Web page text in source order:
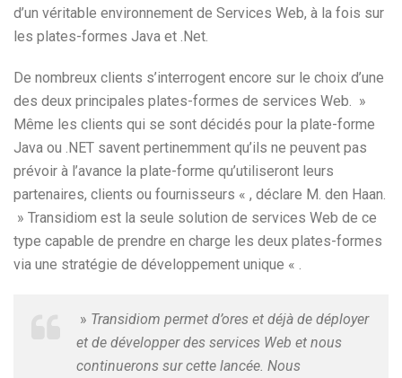
d’un véritable environnement de Services Web, à la fois sur
les plates-formes Java et .Net.
De nombreux clients s’interrogent encore sur le choix d’une
des deux principales plates-formes de services Web. »
Même les clients qui se sont décidés pour la plate-forme
Java ou .NET savent pertinemment qu’ils ne peuvent pas
prévoir à l’avance la plate-forme qu’utiliseront leurs
partenaires, clients ou fournisseurs « , déclare M. den Haan.
» Transidiom est la seule solution de services Web de ce
type capable de prendre en charge les deux plates-formes
via une stratégie de développement unique « .
» Transidiom permet d’ores et déjà de déployer
et de développer des services Web et nous
continuerons sur cette lancée. Nous